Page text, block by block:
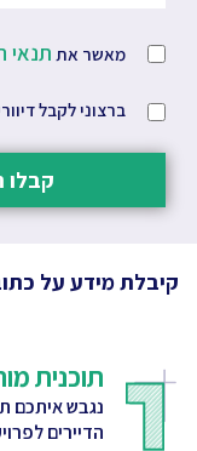
מאשר את תנאי
ברצוני לקבל
קבלו
קיבלת מידע על
תוכנית
הדיירים